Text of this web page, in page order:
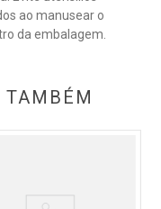
ao manusear o
da embalagem.
TAMBÉM